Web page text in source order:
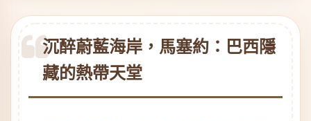
沉醉蔚藍海岸，馬塞約：巴西隱
藏的熱帶天堂